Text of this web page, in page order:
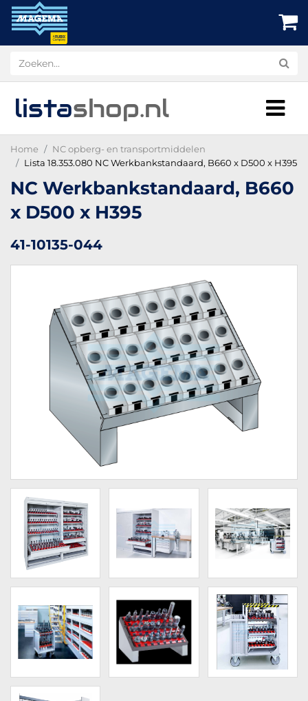
listashop.nl
Home
NC opberg- en transportmiddelen
Lista 18.353.080 NC Werkbankstandaard, B660 x D500 x H395
NC Werkbankstandaard, B660
x D500 x H395
41-10135-044